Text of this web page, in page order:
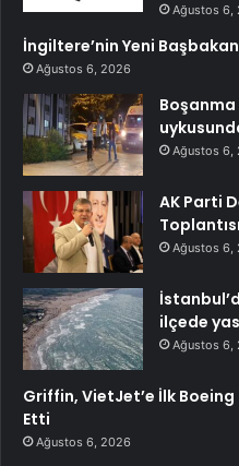
Ağustos 6,
İngiltere’nin Yeni
Ağustos 6, 2026
Ağustos 6,
AK Parti
Ağustos 6,
ilçede
Ağustos 6,
Griffin, VietJet’e İlk Boeing
Etti
Ağustos 6, 2026